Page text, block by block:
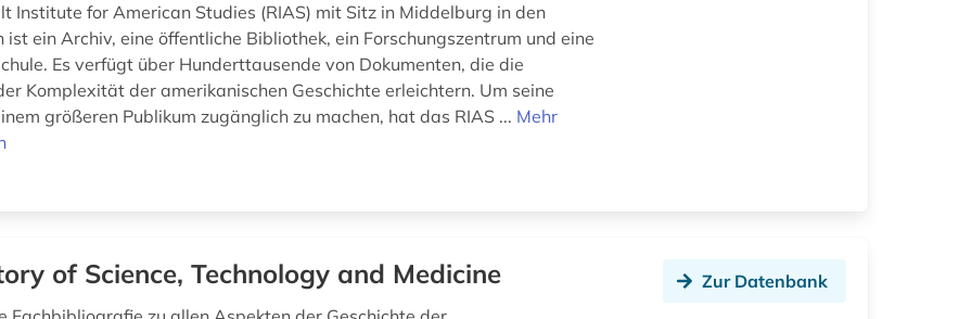
Institute for American Studies (RIAS) mit Sitz in Middelburg in den
ist ein Archiv, eine öffentliche Bibliothek, ein Forschungszentrum und eine
Es verfügt über Hunderttausende von Dokumenten, die die
Komplexität der amerikanischen Geschichte erleichtern. Um seine
größeren Publikum zugänglich zu machen, hat das RIAS ... Mehr
of Science, Technology and Medicine Zur Datenbank